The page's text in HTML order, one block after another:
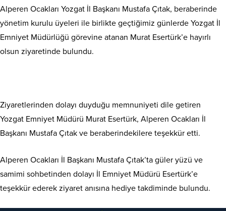
Alperen Ocakları Yozgat İl Başkanı Mustafa Çıtak, beraberinde
yönetim kurulu üyeleri ile birlikte geçtiğimiz günlerde Yozgat İl
Emniyet Müdürlüğü görevine atanan Murat Esertürk’e hayırlı
olsun ziyaretinde bulundu.
Ziyaretlerinden dolayı duyduğu memnuniyeti dile getiren
Yozgat Emniyet Müdürü Murat Esertürk, Alperen Ocakları İl
Başkanı Mustafa Çıtak ve beraberindekilere teşekkür etti.
Alperen Ocakları İl Başkanı Mustafa Çıtak’ta güler yüzü ve
samimi sohbetinden dolayı İl Emniyet Müdürü Esertürk’e
teşekkür ederek ziyaret anısına hediye takdiminde bulundu.